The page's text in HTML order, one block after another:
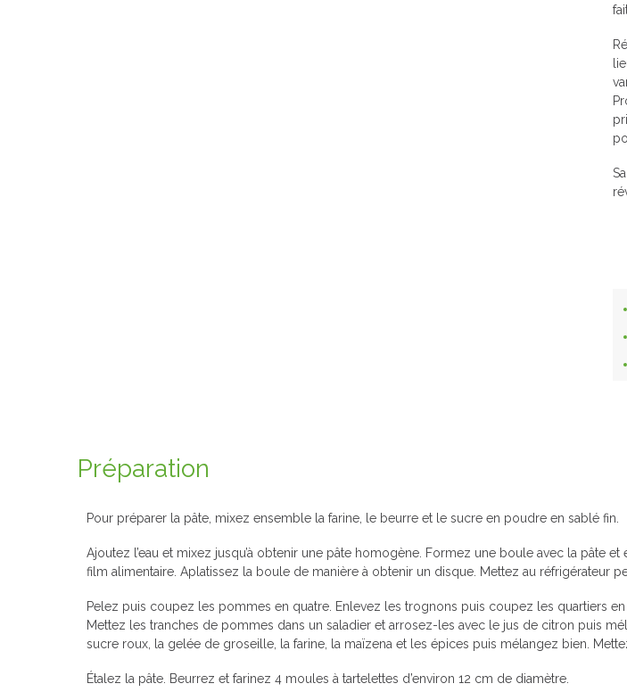
Préparation
Pour préparer la pâte, mixez ensemble la farine, le beurre et le sucre en poudre en sablé fin.
Ajoutez l’eau et mixez jusqu’à obtenir une pâte homogène. Formez une boule avec la pâte
film alimentaire. Aplatissez la boule de manière à obtenir un disque. Mettez au réfrigérateur
Pelez puis coupez les pommes en quatre. Enlevez les trognons puis coupez les quartiers en
Mettez les tranches de pommes dans un saladier et arrosez-les avec le jus de citron puis
sucre roux, la gelée de groseille, la farine, la maïzena et les épices puis mélangez bien.
Étalez la pâte. Beurrez et farinez 4 moules à tartelettes d’environ 12 cm de diamètre.